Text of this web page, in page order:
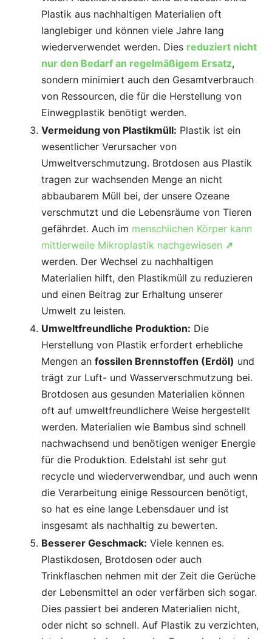
Plastik aus nachhaltigen Materialien oft
langlebiger und können viele Jahre lang
wiederverwendet werden. Dies reduziert nicht
nur den Bedarf an regelmäßigem Ersatz,
sondern minimiert auch den Gesamtverbrauch
von Ressourcen, die für die Herstellung von
Einwegplastik benötigt werden.
Vermeidung von Plastikmüll: Plastik ist ein
wesentlicher Verursacher von
Umweltverschmutzung. Brotdosen aus Plastik
tragen zur wachsenden Menge an nicht
abbaubarem Müll bei, der unsere Ozeane
verschmutzt und die Lebensräume von Tieren
gefährdet. Auch im menschlichen Körper kann
mittlerweile Mikroplastik nachgewiesen ➚
werden. Der Wechsel zu nachhaltigen
Materialien hilft, den Plastikmüll zu reduzieren
und einen Beitrag zur Erhaltung unserer
Umwelt zu leisten.
Umweltfreundliche Produktion: Die
Herstellung von Plastik erfordert erhebliche
Mengen an fossilen Brennstoffen (Erdöl) und
trägt zur Luft- und Wasserverschmutzung bei.
Brotdosen aus gesunden Materialien können
oft auf umweltfreundlichere Weise hergestellt
werden. Materialien wie Bambus sind schnell
nachwachsend und benötigen weniger Energie
für die Produktion. Edelstahl ist sehr gut
recycle und wiederverwendbar, und auch wenn
die Verarbeitung einige Ressourcen benötigt,
so hat es eine lange Lebensdauer und ist
insgesamt als nachhaltig zu bewerten.
Besserer Geschmack: Viele kennen es.
Plastikdosen, Brotdosen oder auch
Trinkflaschen nehmen mit der Zeit die Gerüche
der Lebensmittel an oder verfärben sich sogar.
Dies passiert bei anderen Materialien nicht,
oder nicht so schnell. Auf Plastik zu verzichten,